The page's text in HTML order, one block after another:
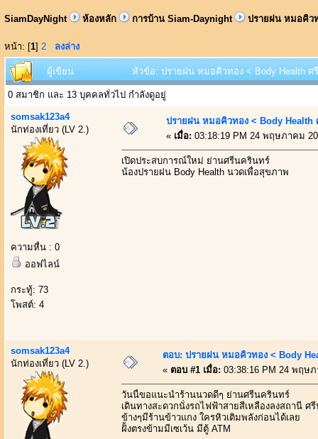
SiamDayNight ห้องหลัก การบ้าน Siam-Daynight ปรายฝน หมอคิว
หน้า: [1] 2 ลงล่าง
ผู้เขียน หัวข้อ: ปรายฝน หมอคิวทอง < Body Health
0 สมาชิก และ 13 บุคคลทั่วไป กำลังดูอยู่
somsak123a4
นักท่องเที่ยว (LV 2.)
ความหื่น : 0
ออฟไลน์
กระทู้: 73
โพสต์: 4
ปรายฝน หมอคิวทอง < Body Health
« เมื่อ: 03:18:19 PM 24 พฤษภาคม
เปิดประสบการณ์ใหม่ ย่านศรีนครินทร์
น้องปรายฝน Body Health นวดเพื่อสุขภาพ
somsak123a4
นักท่องเที่ยว (LV 2.)
ตอบ: ปรายฝน หมอคิวทอง < Body
« ตอบ #1 เมื่อ: 03:38:16 PM 24 พฤษ
วันนี้ขอแนะนำร้านนวดดีๆ ย่านศรีนครินทร์
เดินทางสะดวกนั่งรถไฟฟ้าสายสีเหลืองลงสถานี ศ
ข้างๆมีร้านข้าวแกง ใครหิวเติมพลังก่อนได้เลย
ฝั้งตรงข้ามมีเซเว้น มีตู้ ATM